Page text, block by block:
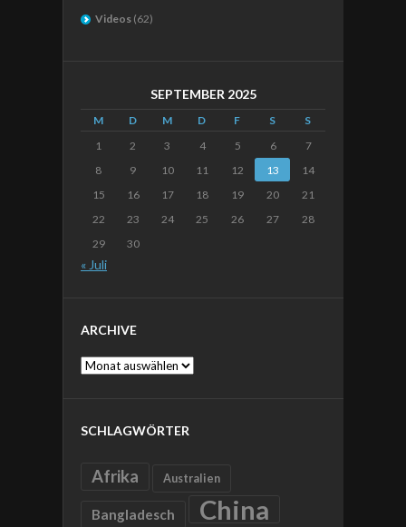
Videos (62)
SEPTEMBER 2025
M D M D F S
S
1
2 3 4 5 6
7
8
9 10 11 12 13
14
15
16 17 18 19 20
21
22
23 24 25 26 27
28
29
30
« Juli
ARCHIVE
Archive
SCHLAGWÖRTER
Afrika Australien
Bangladesch China